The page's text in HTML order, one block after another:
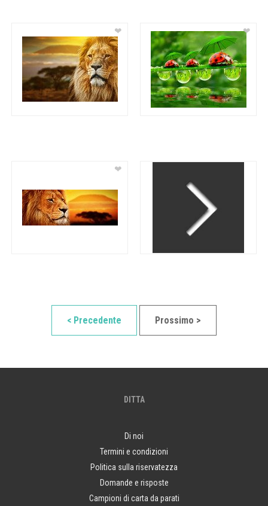
❤ ❤
❤
< Precedente Prossimo >
DITTA
Di noi
Termini e condizioni
Politica sulla riservatezza
Domande e risposte
Campioni di carta da parati